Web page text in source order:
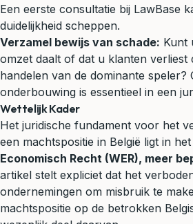
Een eerste consultatie bij LawBase
duidelijkheid scheppen.
Verzamel bewijs van schade: Kunt
omzet daalt of dat u klanten verliest
handelen van de dominante speler?
onderbouwing is essentieel in een
Wettelijk Kader
Het juridische fundament voor het
een machtspositie in België ligt in het
Economisch Recht (WER), meer
artikel stelt expliciet dat het
ondernemingen om misbruik te
machtspositie op de betrokken